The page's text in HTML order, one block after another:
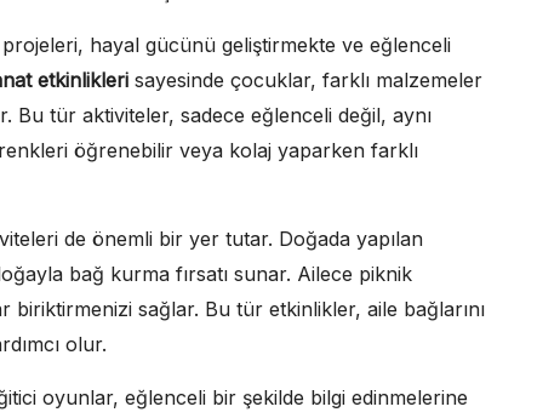
hayal gücünü geliştirmekte ve eğlenceli
etkinlikleri sayesinde çocuklar, farklı malzemeler
Bu tür aktiviteler, sadece eğlenceli değil, aynı
öğrenebilir veya kolaj yaparken farklı
de önemli bir yer tutar. Doğada yapılan
bağ kurma fırsatı sunar. Ailece piknik
biriktirmenizi sağlar. Bu tür etkinlikler, aile bağlarını
olur.
oyunlar, eğlenceli bir şekilde bilgi edinmelerine